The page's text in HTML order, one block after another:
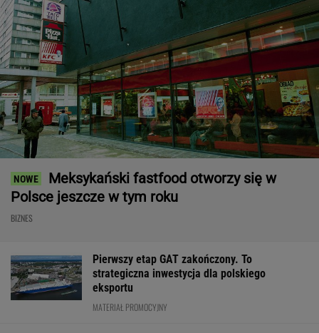
Meksykański fastfood otworzy się w
Polsce jeszcze w tym roku
BIZNES
Pierwszy etap GAT zakończony. To
strategiczna inwestycja dla polskiego
eksportu
MATERIAŁ PROMOCYJNY